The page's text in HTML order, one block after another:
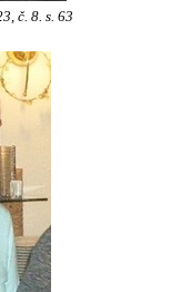
č. 8. s. 63